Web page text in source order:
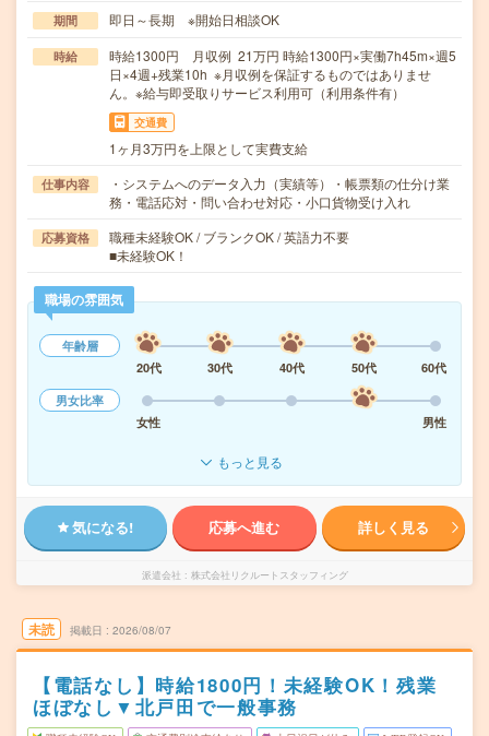
期間 即日～長期 ※開始日相談OK
時給
時給1300円 月収例 21万円 時給1300円×実働7h45m×週5
日×4週+残業10h ※月収例を保証するものではありませ
ん。※給与即受取りサービス利用可（利用条件有）
交通費
1ヶ月3万円を上限として実費支給
仕事内容
・システムへのデータ入力（実績等）・帳票類の仕分け業
務・電話応対・問い合わせ対応・小口貨物受け入れ
応募資格
職種未経験OK / ブランクOK / 英語力不要
■未経験OK！
職場の雰囲気
年齢層
20代
30代 40代 50代
60代
男女比率
女性
男性
もっと見る
気になる! 応募へ進む 詳しく見る
派遣会社 株式会社リクルートスタッフィング
未読 掲載日 2026/08/07
【電話なし】時給1800円！未経験OK！残業
ほぼなし▼北戸田で一般事務